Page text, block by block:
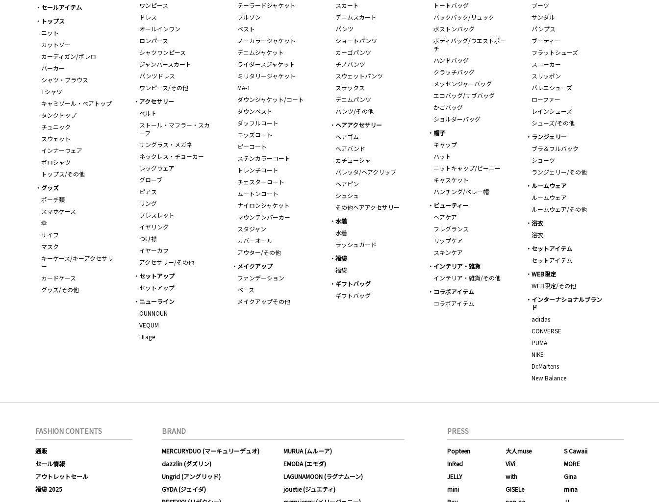
セールアイテム
トップス
ニット
カットソー
カーディガン/ボレロ
パーカー
シャツ・ブラウス
Tシャツ
キャミソール・ベアトップ
タンクトップ
チュニック
スウェット
インナーウェア
ポロシャツ
トップス/その他
ワンピース
ドレス
オールインワン
ロンパース
シャツワンピース
ジャンパースカート
パンツドレス
ワンピース/その他
テーラードジャケット
ブルゾン
ベスト
ノーカラージャケット
デニムジャケット
ライダースジャケット
ミリタリージャケット
MA-1
ダウンジャケット/コート
ダウンベスト
ダッフルコート
モッズコート
ピーコート
ステンカラーコート
トレンチコート
チェスターコート
ムートンコート
ナイロンジャケット
マウンテンパーカー
スタジャン
カバーオール
アウター/その他
スカート
デニムスカート
パンツ
ショートパンツ
カーゴパンツ
チノパンツ
スウェットパンツ
スラックス
デニムパンツ
パンツ/その他
トートバッグ
バックパック/リュック
ボストンバッグ
ボディバッグ/ウエストポー
チ
ハンドバッグ
クラッチバッグ
メッセンジャーバッグ
エコバッグ/サブバッグ
かごバッグ
ショルダーバッグ
ブーツ
サンダル
パンプス
ブーティー
フラットシューズ
スニーカー
スリッポン
バレエシューズ
ローファー
レインシューズ
シューズ/その他
アクセサリー
ベルト
ストール・マフラー・スカ
ーフ
サングラス・メガネ
ネックレス・チョーカー
レッグウェア
グローブ
ピアス
リング
ブレスレット
イヤリング
つけ襟
イヤーカフ
アクセサリー/その他
ヘアアクセサリー
ヘアゴム
ヘアバンド
カチューシャ
バレッタ/ヘアクリップ
ヘアピン
シュシュ
その他ヘアアクセサリー
帽子
キャップ
ハット
ニットキャップ/ビーニー
キャスケット
ハンチング/ベレー帽
ランジェリー
ブラ＆フルバック
ショーツ
ランジェリー/その他
ルームウェア
ルームウェア
ルームウェア/その他
グッズ
ポーチ類
スマホケース
傘
サイフ
マスク
キーケース/キーアクセサリ
ー
カードケース
グッズ/その他
ビューティー
ヘアケア
フレグランス
リップケア
スキンケア
水着
水着
ラッシュガード
浴衣
浴衣
セットアイテム
セットアイテム
福袋
福袋
メイクアップ
ファンデーション
ベース
メイクアップその他
インテリア・雑貨
インテリア・雑貨/その他
WEB限定
WEB限定/その他
セットアップ
セットアップ
ギフトバッグ
ギフトバッグ
コラボアイテム
コラボアイテム
インターナショナルブラン
ド
adidas
CONVERSE
PUMA
NIKE
Dr.Martens
New Balance
ニューライン
OUNNOUN
VEQUM
Htage
FASHION CONTENTS
通販
セール情報
アウトレットセール
福袋 2025
BRAND
MERCURYDUO (マーキュリーデュオ)
MURUA (ムルーア)
dazzlin (ダズリン)
EMODA (エモダ)
Ungrid (アングリッド)
LAGUNAMOON (ラグナムーン)
GYDA (ジェイダ)
jouetie (ジュエティ)
PRESS
Popteen 大人muse
S Cawaii
InRed
ViVi
MORE
JELLY
with
Gina
mini
GISELe
mina